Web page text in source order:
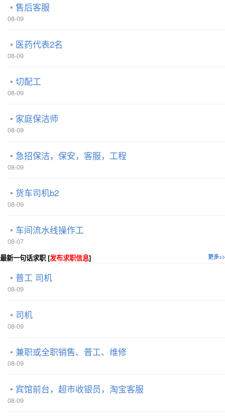
售后客服
08-09
医药代表2名
08-09
切配工
08-09
家庭保洁师
08-09
急招保洁，保安，客服，工程
08-09
货车司机b2
08-09
车间流水线操作工
08-07
更多>>
最新一句话求职 [发布求职信息]
普工 司机
08-09
司机
08-09
兼职或全职销售、普工、维修
08-09
宾馆前台，超市收银员，淘宝客服
08-09